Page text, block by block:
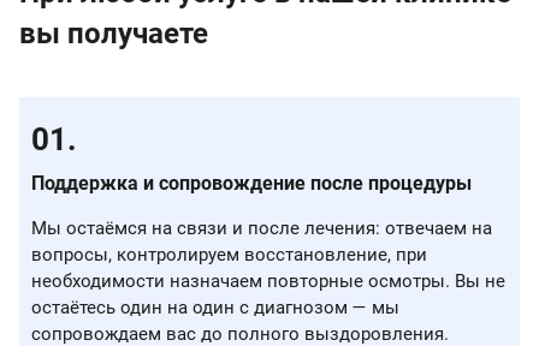
вы получаете
Поддержка и сопровождение после процедуры
Мы остаёмся на связи и после лечения: отвечаем на
вопросы, контролируем восстановление, при
необходимости назначаем повторные осмотры. Вы не
остаётесь один на один с диагнозом — мы
сопровождаем вас до полного выздоровления.